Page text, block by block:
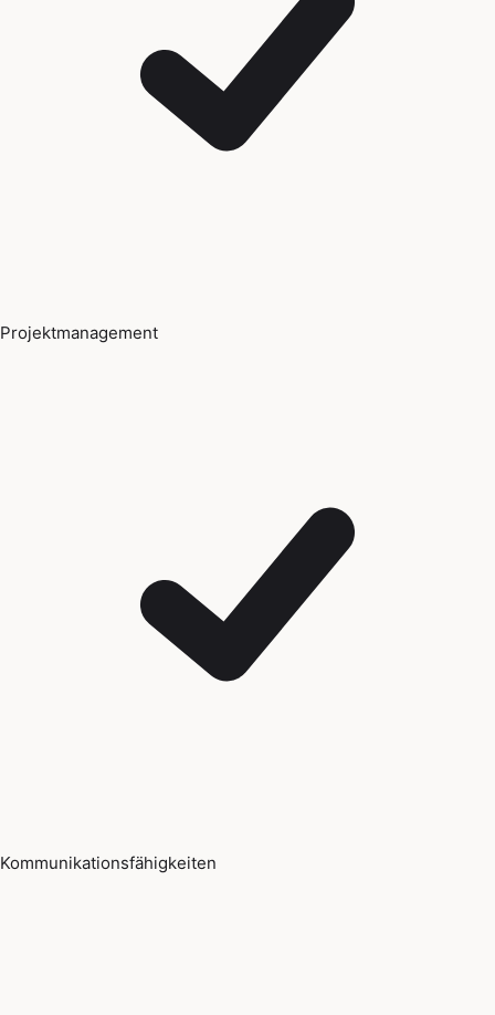
Projektmanagement
Kommunikationsfähigkeiten